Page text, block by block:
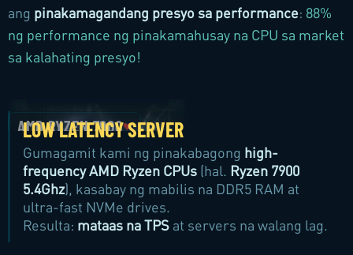
ang pinakamagandang presyo sa performance: 88%
ng performance ng pinakamahusay na CPU sa market
sa kalahating presyo!
LOW LATENCY SERVER
Gumagamit kami ng pinakabagong high-
frequency AMD Ryzen CPUs (hal. Ryzen 7900
5.4Ghz), kasabay ng mabilis na DDR5 RAM at
ultra-fast NVMe drives.
Resulta: mataas na TPS at servers na walang lag.